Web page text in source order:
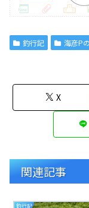
釣行記 海彦P
X
関連記事
釣行記